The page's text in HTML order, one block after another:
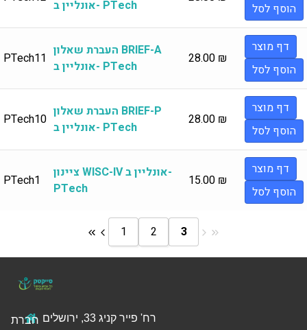
אונליין ב- PTech
הוסף לסל
PTech11 העברת שאלון BRIEF-A
אונליין ב- PTech
28.00 ₪
דף מוצר
הוסף לסל
PTech10 העברת שאלון BRIEF-P
אונליין ב- PTech
28.00 ₪
דף מוצר
הוסף לסל
PTech1
ציינון WISC-IV אונליין ב-
PTech
15.00 ₪
דף מוצר
הוסף לסל
1 2 3
רח' פייר קניג 33, ירושלים
חברת